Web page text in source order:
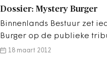
en AMvB's over ruimte,
leefomgeving. Veel
waterschappen
mogelijkheden die de wet
Dossier: Mystery Burger
Binnenlands Bestuur zet
Burger op de publieke
mis gaat in het debat en
18 maart 2012